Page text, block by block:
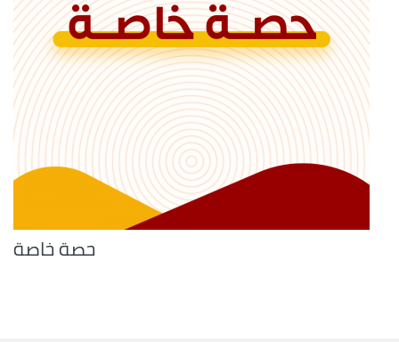
حصة خاصة